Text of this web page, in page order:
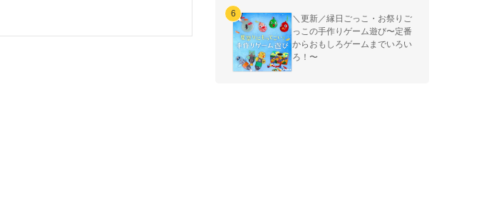
＼更新／縁日ごっこ・お祭りご
っこの手作りゲーム遊び〜定番
からおもしろゲームまでいろい
ろ！〜